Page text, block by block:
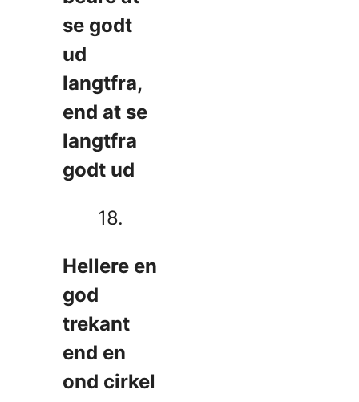
se godt
ud
langtfra,
end at se
langtfra
godt ud
18.
Hellere en
god
trekant
end en
ond cirkel